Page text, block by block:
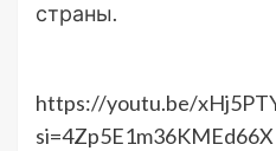
страны.
https://youtu.be/
si=4Zp5E1m36KMEd66X